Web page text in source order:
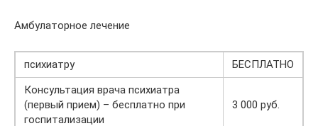
Амбулаторное лечение
психиатру
БЕСПЛАТНО
Консультация врача психиатра
(первый прием) – бесплатно при
госпитализации
3 000 руб.